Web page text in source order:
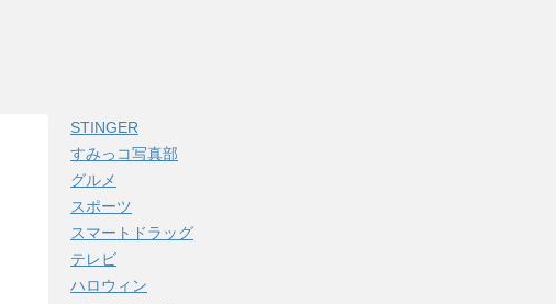
STINGER
すみっコ写真部
グルメ
スポーツ
スマートドラッグ
テレビ
ハロウィン